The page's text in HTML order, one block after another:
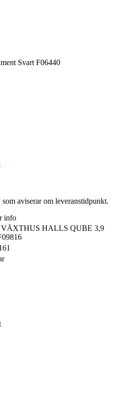
Svart F06440
aviserar om leveranstidpunkt.
info
HALLS QUBE 3,9